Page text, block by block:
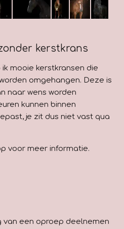
kerstkrans
mooie kerstkransen die
omgehangen. Deze is
naar wens worden
kunnen binnen
je zit dus niet vast qua
voor meer informatie.
van een oproep deelnemen